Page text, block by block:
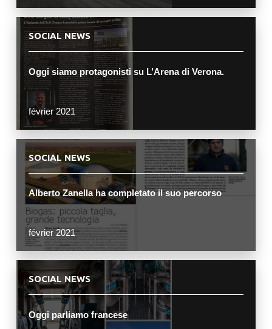
SOCIAL NEWS
Oggi siamo protagonisti su L’Arena di Verona.
février 2021
SOCIAL NEWS
Alberto Zanella ha completato il suo percorso
février 2021
SOCIAL NEWS
Oggi parliamo francese